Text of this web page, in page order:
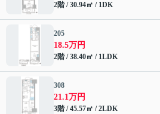
2階 / 30.94㎡ / 1DK
205
18.5万円
2階 / 38.40㎡ / 1LDK
308
21.1万円
3階 / 45.57㎡ / 2LDK